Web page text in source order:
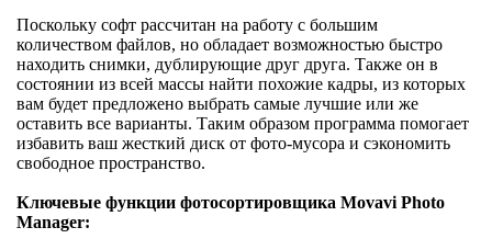
Поскольку софт рассчитан на работу с большим
количеством файлов, но обладает возможностью быстро
находить снимки, дублирующие друг друга. Также он в
состоянии из всей массы найти похожие кадры, из которых
вам будет предложено выбрать самые лучшие или же
оставить все варианты. Таким образом программа помогает
избавить ваш жесткий диск от фото-мусора и сэкономить
свободное пространство.
Ключевые функции фотосортировщика Movavi Photo
Manager: